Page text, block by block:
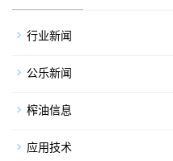
行业新闻
公乐新闻
榨油信息
应用技术